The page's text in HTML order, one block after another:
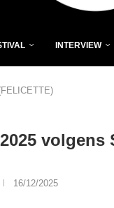
INTERVIEW
volgens
16/12/2025